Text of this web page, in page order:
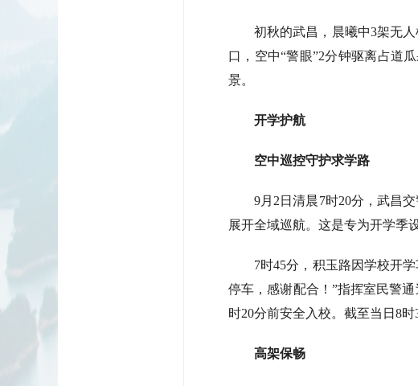
初秋的武昌，晨曦中3架无
口，空中“警眼”2分钟驱离占道
景。
开学护航
空中巡控守护求学路
9月2日清晨7时20分，武昌
展开全域巡航。这是专为开学季
7时45分，积玉路因学校开
停车，感谢配合！”指挥室民警
时20分前安全入校。截至当日8
高架保畅